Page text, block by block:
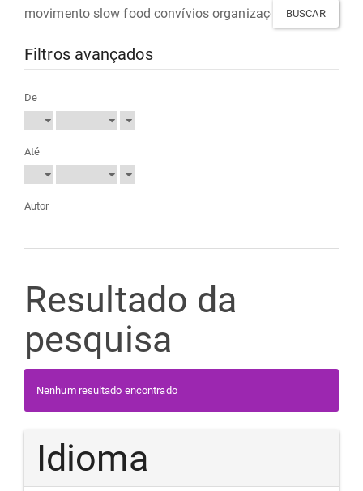
Pesquisar
termo
Filtros avançados
De
Até
Autor
Resultado da
pesquisa
Nenhum resultado encontrado
Idioma